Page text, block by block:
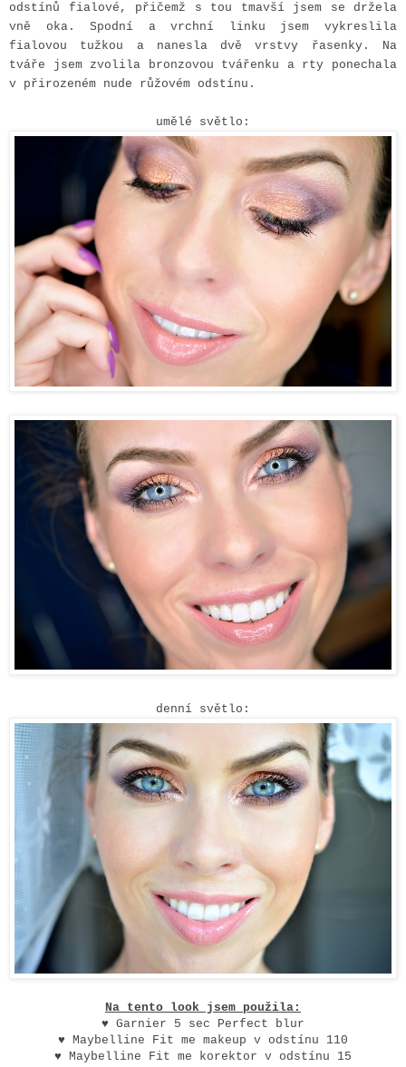
odstínů fialové, přičemž s tou tmavší jsem se držela
vně oka. Spodní a vrchní linku jsem vykreslila
fialovou tužkou a nanesla dvě vrstvy řasenky. Na
tváře jsem zvolila bronzovou tvářenku a rty ponechala
v přirozeném nude růžovém odstínu.
umělé světlo:
denní světlo:
Na tento look jsem použila:
♥ Garnier 5 sec Perfect blur
♥ Maybelline Fit me makeup v odstínu 110
♥ Maybelline Fit me korektor v odstínu 15